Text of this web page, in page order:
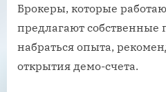
Брокеры, которые
предлагают
набраться опыта,
открытия демо-счета.